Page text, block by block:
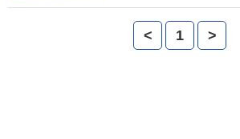
< 1 >